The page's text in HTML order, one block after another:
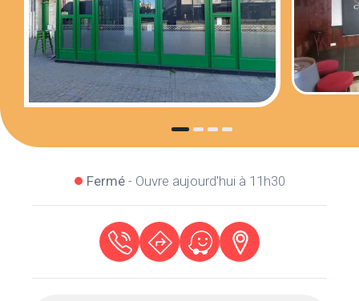
Fermé- Ouvre aujourd'hui à 11h30